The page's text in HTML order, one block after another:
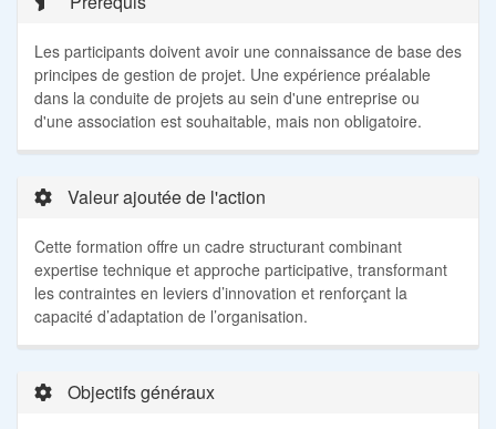
Les participants doivent avoir une connaissance de base des
principes de gestion de projet. Une expérience préalable
dans la conduite de projets au sein d'une entreprise ou
d'une association est souhaitable, mais non obligatoire.
Valeur ajoutée de l'action
Cette formation offre un cadre structurant combinant
expertise technique et approche participative, transformant
les contraintes en leviers d’innovation et renforçant la
capacité d’adaptation de l’organisation.
Objectifs généraux